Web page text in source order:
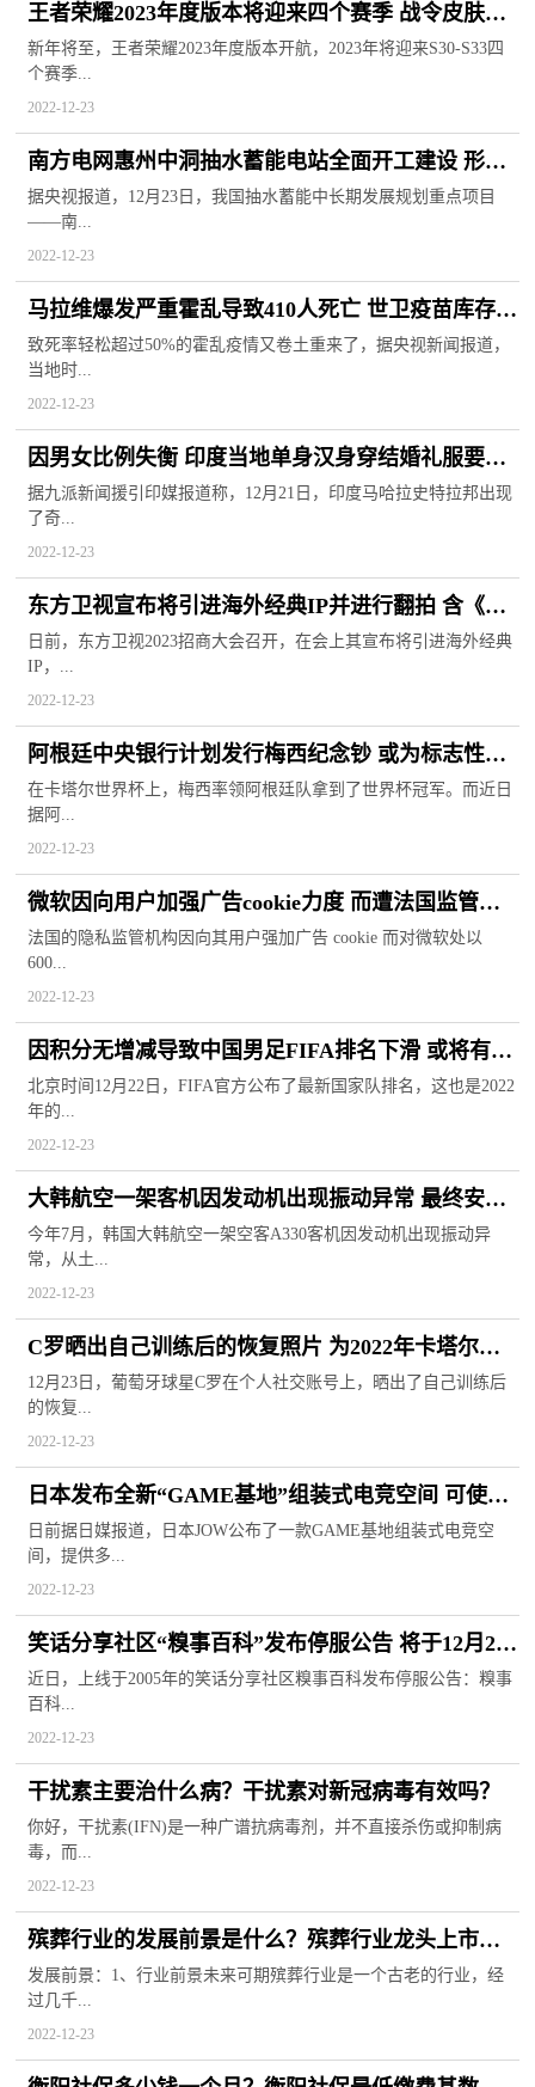
王者荣耀2023年度版本将迎来四个赛季 战令皮肤现
已暖心公布
新年将至，王者荣耀2023年度版本开航，2023年将迎来S30-S33四
个赛季...
2022-12-23
南方电网惠州中洞抽水蓄能电站全面开工建设 形象
称为“城市充电宝”
据央视报道，12月23日，我国抽水蓄能中长期发展规划重点项目
——南...
2022-12-23
马拉维爆发严重霍乱导致410人死亡 世卫疫苗库存现
已所剩无几
致死率轻松超过50%的霍乱疫情又卷土重来了，据央视新闻报道，
当地时...
2022-12-23
因男女比例失衡 印度当地单身汉身穿结婚礼服要求
政府为其安排新娘
据九派新闻援引印媒报道称，12月21日，印度马哈拉史特拉邦出现
了奇...
2022-12-23
东方卫视宣布将引进海外经典IP并进行翻拍 含《老
友记》等美剧
日前，东方卫视2023招商大会召开，在会上其宣布将引进海外经典
IP，...
2022-12-23
阿根廷中央银行计划发行梅西纪念钞 或为标志性数
字1000比索
在卡塔尔世界杯上，梅西率领阿根廷队拿到了世界杯冠军。而近日
据阿...
2022-12-23
微软因向用户加强广告cookie力度 而遭法国监管部
门罚款6000万欧元
法国的隐私监管机构因向其用户强加广告 cookie 而对微软处以
600...
2022-12-23
因积分无增减导致中国男足FIFA排名下滑 或将有缘
美加墨世界杯
北京时间12月22日，FIFA官方公布了最新国家队排名，这也是2022
年的...
2022-12-23
大韩航空一架客机因发动机出现振动异常 最终安全
降落仁川国际机场
今年7月，韩国大韩航空一架空客A330客机因发动机出现振动异
常，从土...
2022-12-23
C罗晒出自己训练后的恢复照片 为2022年卡塔尔世
界杯后首次发文
12月23日，葡萄牙球星C罗在个人社交账号上，晒出了自己训练后
的恢复...
2022-12-23
日本发布全新“GAME基地”组装式电竞空间 可使玩
家体验沉浸式游戏
日前据日媒报道，日本JOW公布了一款GAME基地组装式电竞空
间，提供多...
2022-12-23
笑话分享社区“糗事百科”发布停服公告 将于12月29
日关闭服务
近日，上线于2005年的笑话分享社区糗事百科发布停服公告：糗事
百科...
2022-12-23
干扰素主要治什么病？干扰素对新冠病毒有效吗？
你好，干扰素(IFN)是一种广谱抗病毒剂，并不直接杀伤或抑制病
毒，而...
2022-12-23
殡葬行业的发展前景是什么？殡葬行业龙头上市公
司
发展前景：1、行业前景未来可期殡葬行业是一个古老的行业，经
过几千...
2022-12-23